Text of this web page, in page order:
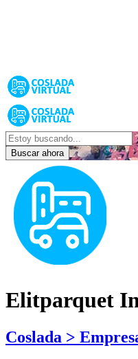
Buscar ahora
Elitparquet
Coslada >